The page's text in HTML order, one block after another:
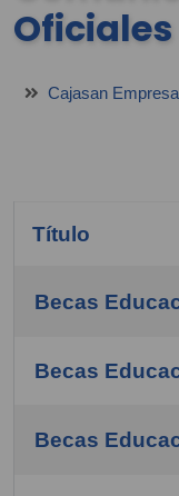
Oficiales
Cajasan
Título
Becas
Becas
Becas